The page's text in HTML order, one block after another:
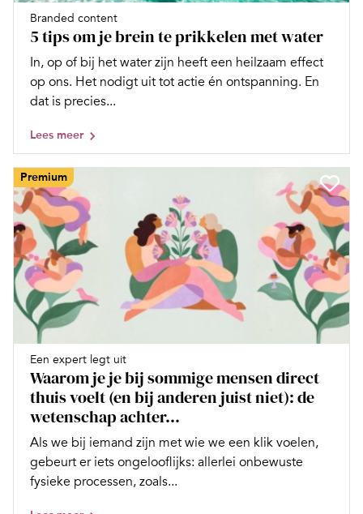
Branded content
5 tips om je brein te prikkelen met water
In, op of bij het water zijn heeft een heilzaam effect
op ons. Het nodigt uit tot actie én ontspanning. En
dat is precies...
Lees meer
Premium
Een expert legt uit
Waarom je je bij sommige mensen direct
thuis voelt (en bij anderen juist niet): de
wetenschap achter...
Als we bij iemand zijn met wie we een klik voelen,
gebeurt er iets ongelooflijks: allerlei onbewuste
fysieke processen, zoals...